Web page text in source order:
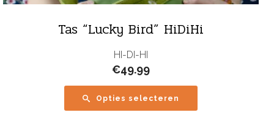
Tas “Lucky Bird” HiDiHi
HI-DI-HI
€49.99
Opties selecteren